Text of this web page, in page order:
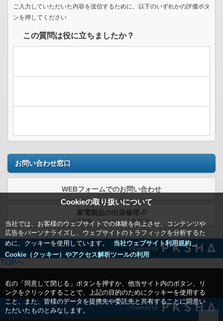
Cookieの取り扱いについて
当社では、お客様のウェブサイトでの体験を向上させ、コンテンツや
広告をパーソナライズし、ウェブサイトのトラフィックを分析するた
めに、クッキーを使用しています。
当社ウェブサイト利用規約＿
Cookie（クッキー）やアクセス解析ツールの利用
右の「同意して閉じる」ボタンを押すか、他当サイト内のボタン、リ
ンクをクリックすることで、上記の目的のためにクッキーを使用する
こと、また、皆様のデータを提携先や委託先と共有することに同意い
ただいたものとみなします。
ご入力していただいた内容を送信するために、以下のいずれかの評価ボタ
ンを押してください
この質問は役に立ちましたか？
お問い合わせ窓口
WEBフォームでのお問い合わせ
家電製品の出張修理
（三菱電機システムサービス株式会社）
Powered by
TOPへ
Powered by